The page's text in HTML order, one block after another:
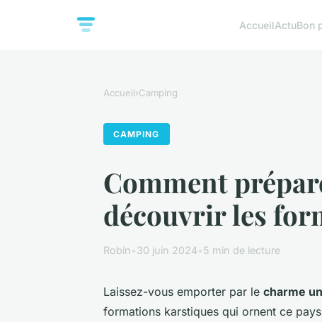
AccueilActuBon
Accueil›Camping
CAMPING
Comment
découvrir les
Robin •30 juin 2024•5 min de lecture
Laissez-vous emporter par le charme
formations karstiques qui ornent ce